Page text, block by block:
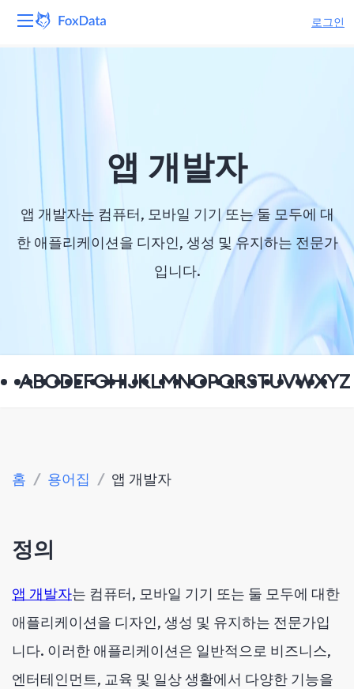
로그인
앱 개발자
앱 개발자는 컴퓨터, 모바일 기기 또는 둘 모두에 대
한 애플리케이션을 디자인, 생성 및 유지하는 전문가
입니다.
ABCDEFGHIJKLMNOPQRSTUVWXYZ
홈 / 용어집 / 앱 개발자
정의
앱 개발자는 컴퓨터, 모바일 기기 또는 둘 모두에 대한
애플리케이션을 디자인, 생성 및 유지하는 전문가입
니다. 이러한 애플리케이션은 일반적으로 비즈니스,
엔터테인먼트, 교육 및 일상 생활에서 다양한 기능을